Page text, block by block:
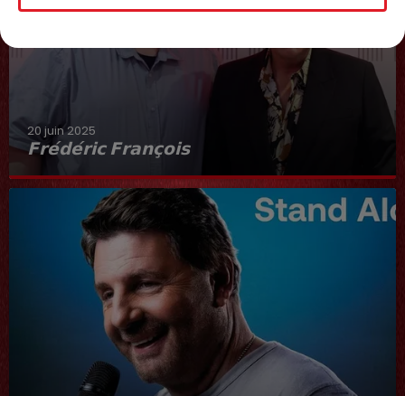
20 juin 2025
𝗙𝗿𝗲́𝗱𝗲́𝗿𝗶𝗰 𝗙𝗿𝗮𝗻𝗰̧𝗼𝗶𝘀
Interview du 20 juin 2025